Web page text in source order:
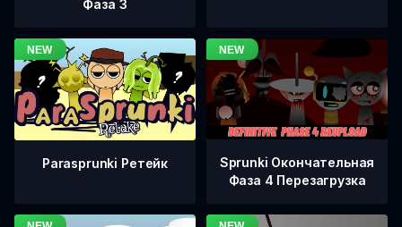
Фаза 3
Parasprunki Ретейк
Sprunki Окончательная
Фаза 4 Перезагрузка